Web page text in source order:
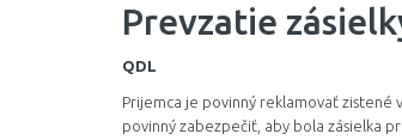
Prevzatie
QDL
Prijemca je povinný reklamovať zistené
povinný zabezpečiť, aby bola zásielka